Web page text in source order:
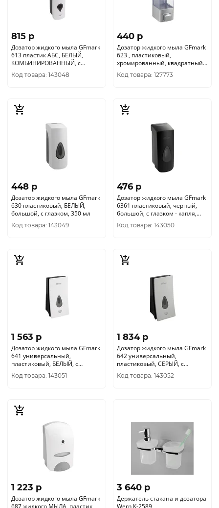
815 p
Дозатор жидкого мыла GFmark
613 пластик АБС, БЕЛЫЙ,
КОМБИНИРОВАННЫЙ, с
глазком - капля, 300 мл
Код товара: 143048
440 p
Дозатор жидкого мыла GFmark
623 , пластиковый,
хромированный, квадратный,
250 мл
Код товара: 127773
448 p
Дозатор жидкого мыла GFmark
630 пластиковый, БЕЛЫЙ,
большой, с глазком, 350 мл
Код товара: 143049
476 p
Дозатор жидкого мыла GFmark
6361 пластиковый, черный,
большой, с глазком - капля,
350 мл
Код товара: 143050
1 563 p
Дозатор жидкого мыла GFmark
641 универсальный,
пластиковый, БЕЛЫЙ, с
глазком - капля, 400 мл
Код товара: 143051
1 834 p
Дозатор жидкого мыла GFmark
642 универсальный,
пластиковый, СЕРЫЙ, с
глазком - капля, 400 мл
Код товара: 143052
1 223 p
Дозатор жидкого мыла GFmark
687 жидкого МЫЛА, пластик
3 640 p
Держатель стакана и дозатора
Wern К-2589